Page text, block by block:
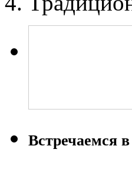
Встречаемся